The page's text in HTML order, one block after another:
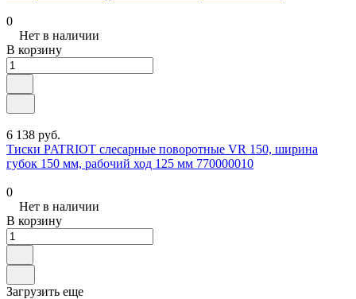
0
Нет в наличии
В корзину
6 138 руб.
Тиски PATRIOT слесарные поворотные VR 150, ширина
губок 150 мм, рабочий ход 125 мм 770000010
0
Нет в наличии
В корзину
Загрузить еще